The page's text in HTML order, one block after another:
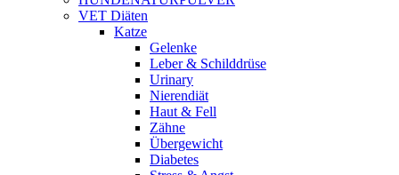
VET Diäten
Katze
Gelenke
Leber & Schilddrüse
Urinary
Nierendiät
Haut & Fell
Zähne
Übergewicht
Diabetes